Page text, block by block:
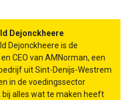
Dejonckheere
Dejonckheere is de
CEO van AMNorman, een
uit Sint-Denijs-Westrem
in de voedingssector
bij alles wat te maken heeft